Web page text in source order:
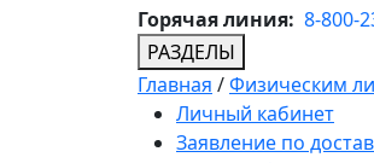
Горячая линия: 8-800-
РАЗДЕЛЫ
Главная /Физическим
Личный кабинет
Заявление по